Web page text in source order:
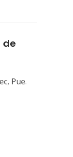
de
Pue.